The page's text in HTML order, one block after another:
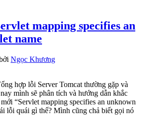
mapping specifies an
name
Ngọc Khương
hợp lỗi Server Tomcat thường gặp và
mình sẽ phân tích và hướng dẫn khắc
“Servlet mapping specifies an unknown
lỗi quái gì thế? Mình cũng chả biết gọi nó